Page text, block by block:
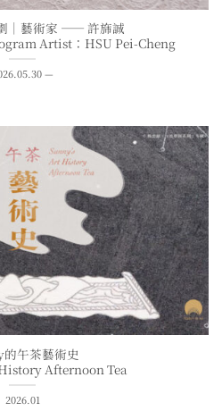
｜藝術家 —— 許旆誠
Artist：HSU Pei-Cheng
—
午茶藝術史
Afternoon Tea
2026.01